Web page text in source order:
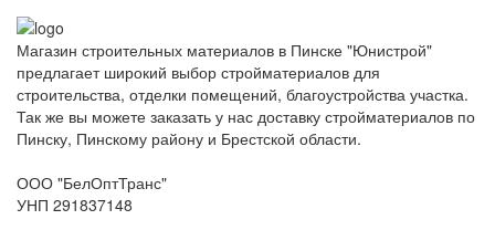
Магазин строительных материалов в Пинске "Юнистрой"
предлагает широкий выбор стройматериалов для
строительства, отделки помещений, благоустройства участка.
Так же вы можете заказать у нас доставку стройматериалов по
Пинску, Пинскому району и Брестской области.
ООО "БелОптТранс"
УНП 291837148